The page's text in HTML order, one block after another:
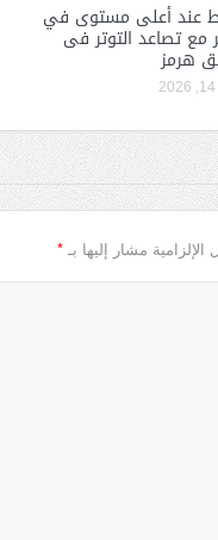
عند أعلى مستوى في
تصاعد التوتر فى
هرمز
الإلزامية مشار إليها بـ *